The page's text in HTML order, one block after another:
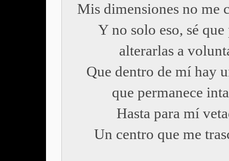
Mis dimensiones no me
Y no solo eso, sé que
alterarlas a
Que dentro de mí hay
que permanece
Hasta para mí
Un centro que me